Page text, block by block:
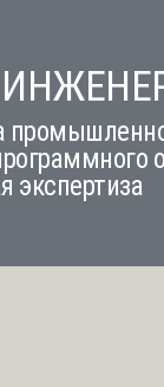
экспертиза